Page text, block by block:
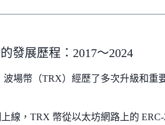
發展歷程：2017～2024
波場幣（TRX）經歷了多次升級和重
上線，TRX 幣從以太坊網路上的 ERC-